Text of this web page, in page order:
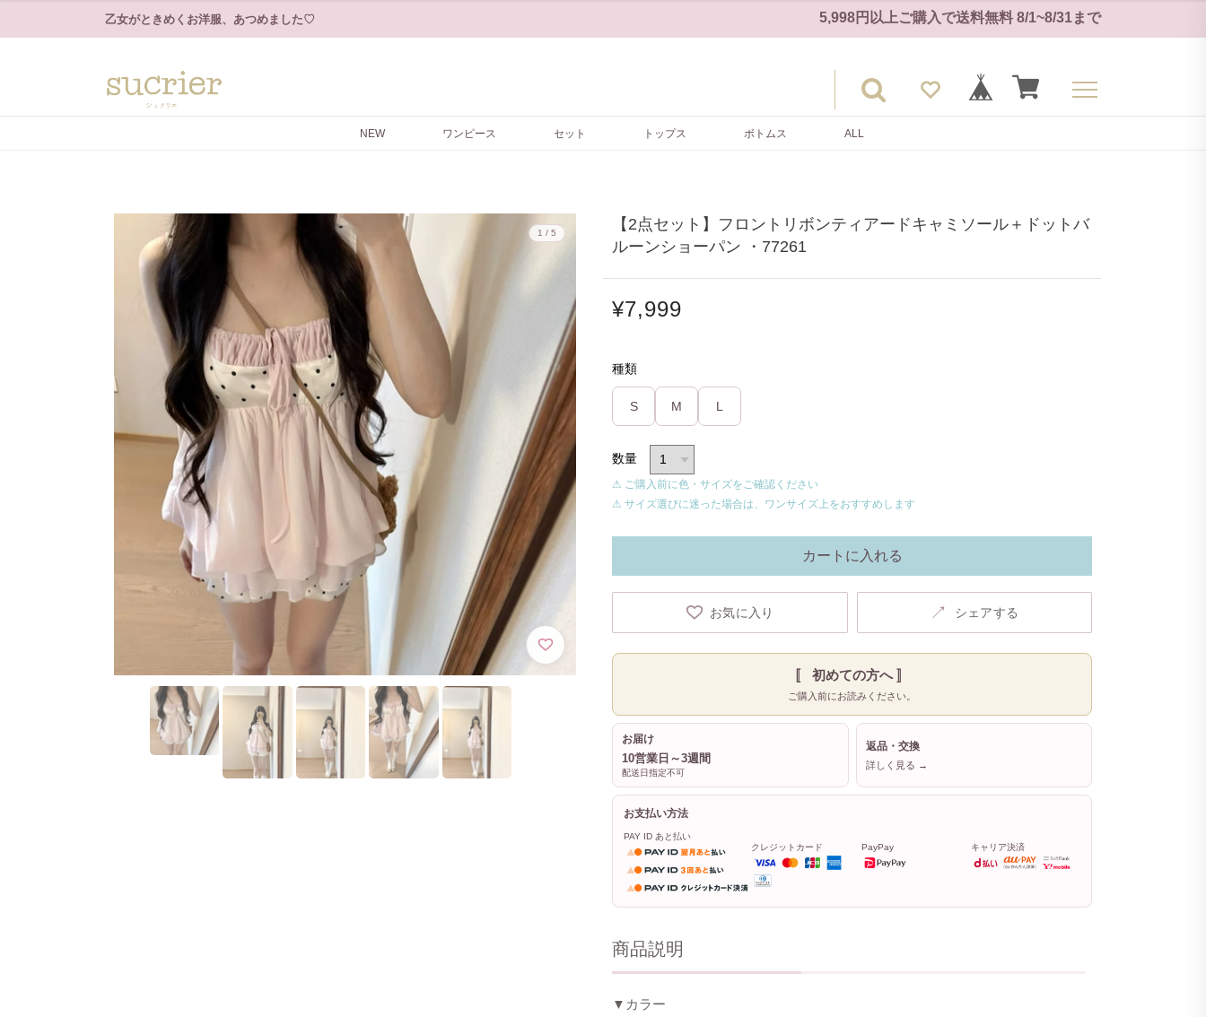
乙女がときめくお洋服、あつめました♡ 5,998円以上ご購入で送料無料 8/1~8/31まで
NEW ワンピース セット トップス ボトムス ALL
【2点セット】フロントリボンティアードキャミソール＋ドットバ
ルーンショーパン ・77261
1 / 5
¥7,999
種類
S M L
数量
⚠ ご購入前に色・サイズをご確認ください
⚠ サイズ選びに迷った場合は、ワンサイズ上をおすすめします
カートに入れる
お気に入り ↗ シェアする
〚 初めての方へ 〛
ご購入前にお読みください。
お届け
10営業日～3週間
配送日指定不可
返品・交換
詳しく見る →
お支払い方法
PAY ID あと払い
クレジットカード
PayPay キャリア決済
商品説明
▼カラー